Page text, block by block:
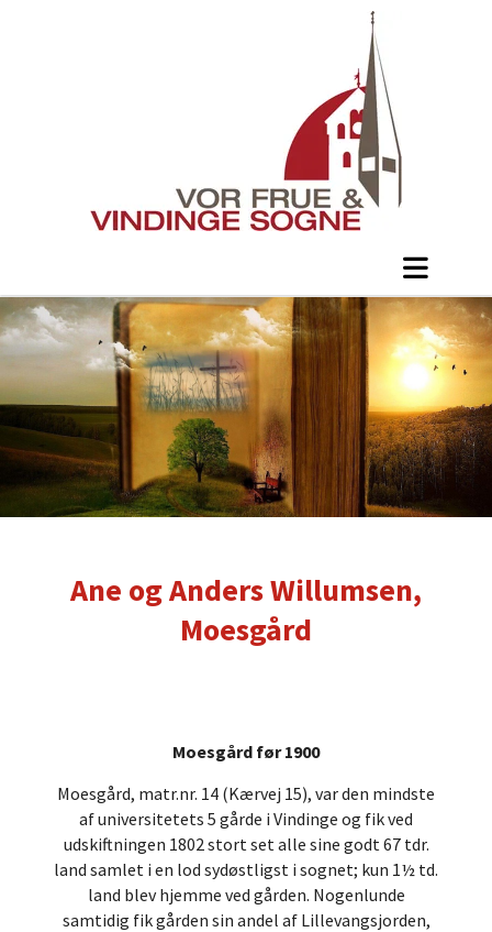
Ane og Anders Willumsen,
Moesgård
Moesgård før 1900
Moesgård, matr.nr. 14 (Kærvej 15), var den mindste
af universitetets 5 gårde i Vindinge og fik ved
udskiftningen 1802 stort set alle sine godt 67 tdr.
land samlet i en lod sydøstligst i sognet; kun 1½ td.
land blev hjemme ved gården. Nogenlunde
samtidig fik gården sin andel af Lillevangsjorden,